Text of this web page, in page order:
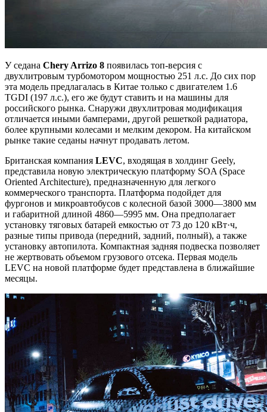
У седана Chery Arrizo 8 появилась топ-версия с
двухлитровым турбомотором мощностью 251 л.с. До сих пор
эта модель предлагалась в Китае только с двигателем 1.6
TGDI (197 л.с.), его же будут ставить и на машины для
российского рынка. Снаружи двухлитровая модификация
отличается иными бамперами, другой решеткой радиатора,
более крупными колесами и мелким декором. На китайском
рынке такие седаны начнут продавать летом.
Британская компания LEVC, входящая в холдинг Geely,
представила новую электрическую платформу SOA (Space
Oriented Architecture), предназначенную для легкого
коммерческого транспорта. Платформа подойдет для
фургонов и микроавтобусов с колесной базой 3000—3800 мм
и габаритной длиной 4860—5995 мм. Она предполагает
установку тяговых батарей емкостью от 73 до 120 кВт·ч,
разные типы привода (передний, задний, полный), а также
установку автопилота. Компактная задняя подвеска позволяет
не жертвовать объемом грузового отсека. Первая модель
LEVC на новой платформе будет представлена в ближайшие
месяцы.